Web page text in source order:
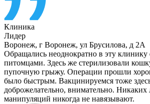
Клиника
Лидер
Воронеж, г Воронеж, ул Брусилова, д 2А
Обращались неоднократно в эту клинику
питомцами. Здесь же стерилизовали
пупочную грыжу. Операции прошли
было быстрым. Вакцинируемся тоже
доброжелательно, внимательно.
манипуляций никогда не навязывают.